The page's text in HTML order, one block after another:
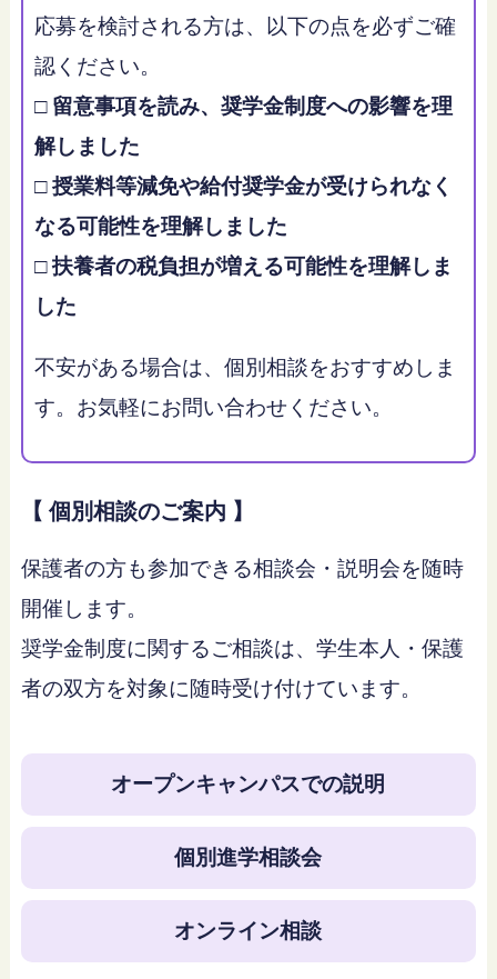
応募を検討される方は、以下の点を必ずご確
認ください。
□ 留意事項を読み、奨学金制度への影響を理
解しました
□ 授業料等減免や給付奨学金が受けられなく
なる可能性を理解しました
□ 扶養者の税負担が増える可能性を理解しま
した
不安がある場合は、個別相談をおすすめしま
す。お気軽にお問い合わせください。
【 個別相談のご案内 】
保護者の方も参加できる相談会・説明会を随時
開催します。
奨学金制度に関するご相談は、学生本人・保護
者の双方を対象に随時受け付けています。
オープンキャンパスでの説明
個別進学相談会
オンライン相談